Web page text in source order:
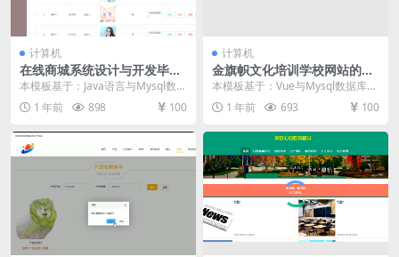
计算机
在线商城系统设计与开发毕设
模板 毕业设计模板及毕业论文
与任务书
本模板基于：Java语言与Mysql数据
库开发 用户信息管理 用户信息管理
页面，...
1 年前 898 100
计算机
金旗帜文化培训学校网站的设
计与开发毕设模板 毕业设计模
板及毕业论文
本模板基于：Vue与Mysql数据库开
发 系统功能实现 进入到这个环节，
也就可以...
1 年前 693 100